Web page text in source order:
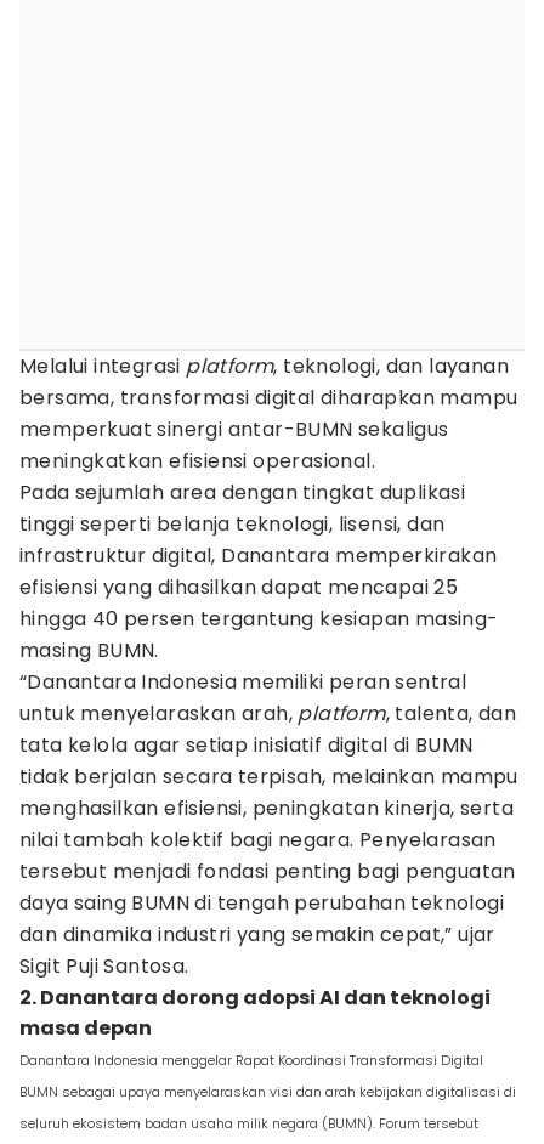
Melalui integrasi platform, teknologi, dan layanan
bersama, transformasi digital diharapkan mampu
memperkuat sinergi antar-BUMN sekaligus
meningkatkan efisiensi operasional.
Pada sejumlah area dengan tingkat duplikasi
tinggi seperti belanja teknologi, lisensi, dan
infrastruktur digital, Danantara memperkirakan
efisiensi yang dihasilkan dapat mencapai 25
hingga 40 persen tergantung kesiapan masing-
masing BUMN.
“Danantara Indonesia memiliki peran sentral
untuk menyelaraskan arah, platform, talenta, dan
tata kelola agar setiap inisiatif digital di BUMN
tidak berjalan secara terpisah, melainkan mampu
menghasilkan efisiensi, peningkatan kinerja, serta
nilai tambah kolektif bagi negara. Penyelarasan
tersebut menjadi fondasi penting bagi penguatan
daya saing BUMN di tengah perubahan teknologi
dan dinamika industri yang semakin cepat,” ujar
Sigit Puji Santosa.
2. Danantara dorong adopsi AI dan teknologi
masa depan
Danantara Indonesia menggelar Rapat Koordinasi Transformasi Digital
BUMN sebagai upaya menyelaraskan visi dan arah kebijakan digitalisasi di
seluruh ekosistem badan usaha milik negara (BUMN). Forum tersebut